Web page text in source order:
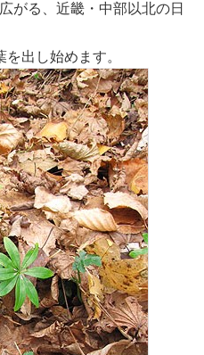
がる、近畿・中部以北の日
出し始めます。